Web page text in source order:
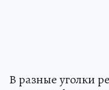
В разные уголки